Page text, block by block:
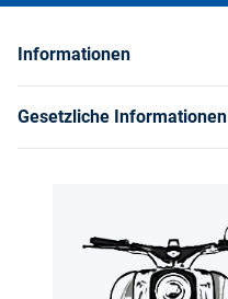
Informationen
Gesetzliche Informationen